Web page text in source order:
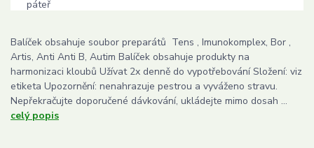
Balíček obsahuje soubor preparátů Tens , Imunokomplex, Bor ,
Artis, Anti Anti B, Autim Balíček obsahuje produkty na
harmonizaci kloubů Užívat 2x denně do vypotřebování Složení: viz
etiketa Upozornění: nenahrazuje pestrou a vyváženo stravu.
Nepřekračujte doporučené dávkování, ukládejte mimo dosah ...
celý popis